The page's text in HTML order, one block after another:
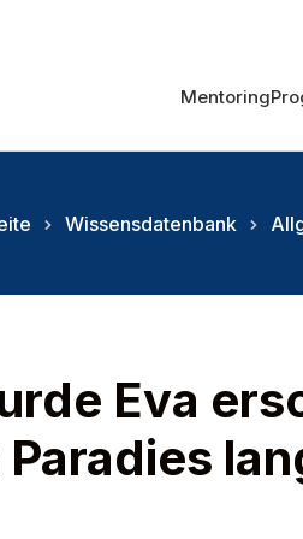
Mentoring
Wissensdatenbank
Eva
Paradies